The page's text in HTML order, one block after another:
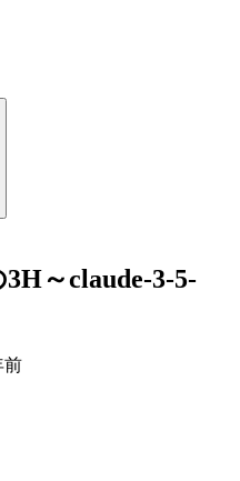
～claude-3-5-
前